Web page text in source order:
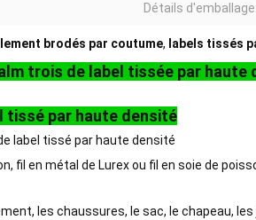
Détails d'emballage:
brodés par coutume, labels tissés
trois de label tissée par haute
tissé par haute densité
label tissé par haute densité
fil en métal de Lurex ou fil en soie de
les chaussures, le sac, le chapeau,